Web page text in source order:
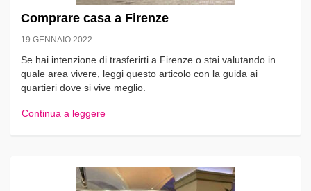
Comprare casa a Firenze
19 GENNAIO 2022
Se hai intenzione di trasferirti a Firenze o stai valutando in
quale area vivere, leggi questo articolo con la guida ai
quartieri dove si vive meglio.
Continua a leggere